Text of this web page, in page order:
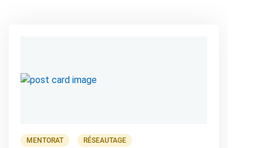
MENTORAT RÉSEAUTAGE